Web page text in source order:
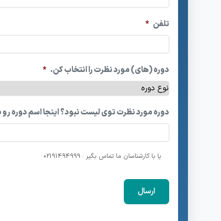
تلفن *
دوره (های) مورد نظرت را انتخاب کن. *
دوره مورد نظرت توی لیست نبود؟ اینجا اسم دوره
یا با کارشناسان ما تماس بگیر : 02191494999